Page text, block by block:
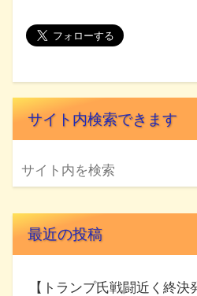
サイト内検索できます
最近の投稿
【トランプ氏戦闘近く終